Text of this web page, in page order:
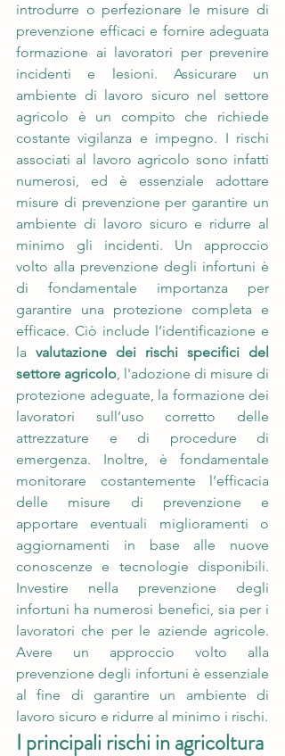
introdurre o perfezionare le misure di
prevenzione efficaci e fornire adeguata
formazione ai lavoratori per prevenire
incidenti e lesioni. Assicurare un
ambiente di lavoro sicuro nel settore
agricolo è un compito che richiede
costante vigilanza e impegno. I rischi
associati al lavoro agricolo sono infatti
numerosi, ed è essenziale adottare
misure di prevenzione per garantire un
ambiente di lavoro sicuro e ridurre al
minimo gli incidenti. Un approccio
volto alla prevenzione degli infortuni è
di fondamentale importanza per
garantire una protezione completa e
efficace. Ciò include l’identificazione e
la valutazione dei rischi specifici del
settore agricolo, l'adozione di misure di
protezione adeguate, la formazione dei
lavoratori sull’uso corretto delle
attrezzature e di procedure di
emergenza. Inoltre, è fondamentale
monitorare costantemente l’efficacia
delle misure di prevenzione e
apportare eventuali miglioramenti o
aggiornamenti in base alle nuove
conoscenze e tecnologie disponibili.
Investire nella prevenzione degli
infortuni ha numerosi benefici, sia per i
lavoratori che per le aziende agricole.
Avere un approccio volto alla
prevenzione degli infortuni è essenziale
al fine di garantire un ambiente di
lavoro sicuro e ridurre al minimo i rischi.
I principali rischi in agricoltura